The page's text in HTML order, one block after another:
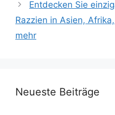
Entdecken Sie
Razzien in Asien,
mehr
Neueste Beiträge